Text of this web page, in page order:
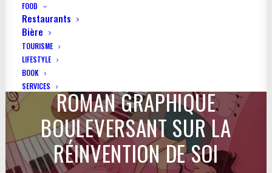
FOOD
Restaurants
Bière
TOURISME
LIFESTYLE
BOOK
SERVICES
AU TEMPS POUR ELLE - LE
ROMAN GRAPHIQUE
BOULEVERSANT SUR LA
RÉINVENTION DE SOI